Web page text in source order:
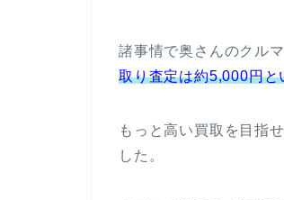
諸事情で奥さんのクル
取り査定は約5,000円と
もっと高い買取を目指
した。